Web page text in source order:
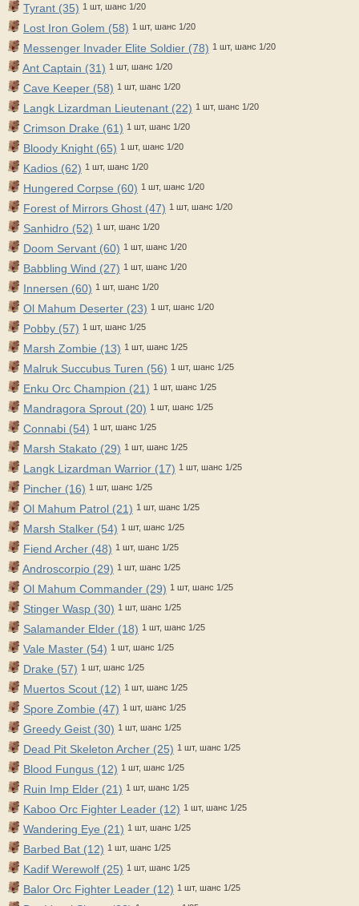
Tyrant (35) 1 шт, шанс 1/20
Lost Iron Golem (58) 1 шт, шанс 1/20
Messenger Invader Elite Soldier (78) 1 шт, шанс 1/20
Ant Captain (31) 1 шт, шанс 1/20
Cave Keeper (58) 1 шт, шанс 1/20
Langk Lizardman Lieutenant (22) 1 шт, шанс 1/20
Crimson Drake (61) 1 шт, шанс 1/20
Bloody Knight (65) 1 шт, шанс 1/20
Kadios (62) 1 шт, шанс 1/20
Hungered Corpse (60) 1 шт, шанс 1/20
Forest of Mirrors Ghost (47) 1 шт, шанс 1/20
Sanhidro (52) 1 шт, шанс 1/20
Doom Servant (60) 1 шт, шанс 1/20
Babbling Wind (27) 1 шт, шанс 1/20
Innersen (60) 1 шт, шанс 1/20
Ol Mahum Deserter (23) 1 шт, шанс 1/20
Pobby (57) 1 шт, шанс 1/25
Marsh Zombie (13) 1 шт, шанс 1/25
Malruk Succubus Turen (56) 1 шт, шанс 1/25
Enku Orc Champion (21) 1 шт, шанс 1/25
Mandragora Sprout (20) 1 шт, шанс 1/25
Connabi (54) 1 шт, шанс 1/25
Marsh Stakato (29) 1 шт, шанс 1/25
Langk Lizardman Warrior (17) 1 шт, шанс 1/25
Pincher (16) 1 шт, шанс 1/25
Ol Mahum Patrol (21) 1 шт, шанс 1/25
Marsh Stalker (54) 1 шт, шанс 1/25
Fiend Archer (48) 1 шт, шанс 1/25
Androscorpio (29) 1 шт, шанс 1/25
Ol Mahum Commander (29) 1 шт, шанс 1/25
Stinger Wasp (30) 1 шт, шанс 1/25
Salamander Elder (18) 1 шт, шанс 1/25
Vale Master (54) 1 шт, шанс 1/25
Drake (57) 1 шт, шанс 1/25
Muertos Scout (12) 1 шт, шанс 1/25
Spore Zombie (47) 1 шт, шанс 1/25
Greedy Geist (30) 1 шт, шанс 1/25
Dead Pit Skeleton Archer (25) 1 шт, шанс 1/25
Blood Fungus (12) 1 шт, шанс 1/25
Ruin Imp Elder (21) 1 шт, шанс 1/25
Kaboo Orc Fighter Leader (12) 1 шт, шанс 1/25
Wandering Eye (21) 1 шт, шанс 1/25
Barbed Bat (12) 1 шт, шанс 1/25
Kadif Werewolf (25) 1 шт, шанс 1/25
Balor Orc Fighter Leader (12) 1 шт, шанс 1/25